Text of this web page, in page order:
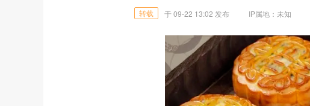
转载 于09-22 13:02 发布 IP属地： 未知